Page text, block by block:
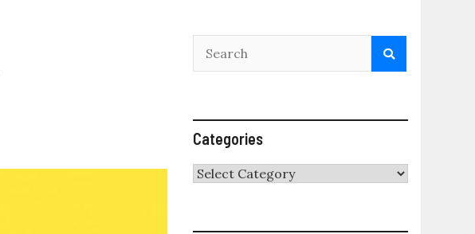
Categories
Categories